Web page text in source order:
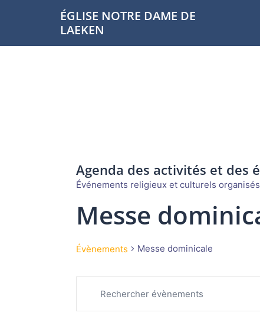
ÉGLISE NOTRE DAME DE
LAEKEN
Agenda des activités et des
Événements religieux et culturels
Messe
Évènements Messe dominicale
Évènements
Recherche
navigation